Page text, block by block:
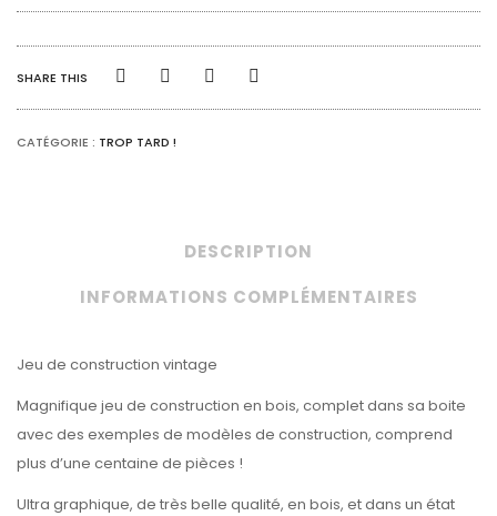
SHARE THIS
CATÉGORIE : TROP TARD !
DESCRIPTION
INFORMATIONS COMPLÉMENTAIRES
Jeu de construction vintage
Magnifique jeu de construction en bois, complet dans sa boite
avec des exemples de modèles de construction, comprend
plus d’une centaine de pièces !
Ultra graphique, de très belle qualité, en bois, et dans un état